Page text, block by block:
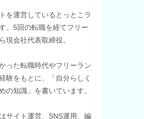
を運営しているとっとこラ
。5回の転職を経てフリー
現会社代表取締役。
った転職時代やフリーラン
験をもとに、「自分らしく
の知識」を書いています。
サイト運営、SNS運用、編